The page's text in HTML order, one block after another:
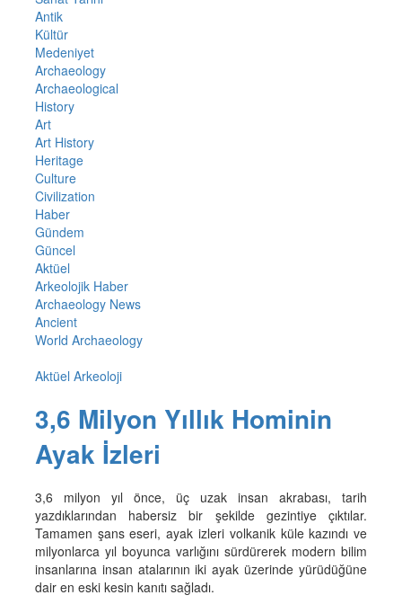
Antik
Kültür
Medeniyet
Archaeology
Archaeological
History
Art
Art History
Heritage
Culture
Civilization
Haber
Gündem
Güncel
Aktüel
Arkeolojik Haber
Archaeology News
Ancient
World Archaeology
Aktüel Arkeoloji
3,6 Milyon Yıllık Hominin
Ayak İzleri
3,6 milyon yıl önce, üç uzak insan akrabası, tarih
yazdıklarından habersiz bir şekilde gezintiye çıktılar.
Tamamen şans eseri, ayak izleri volkanik küle kazındı ve
milyonlarca yıl boyunca varlığını sürdürerek modern bilim
insanlarına insan atalarının iki ayak üzerinde yürüdüğüne
dair en eski kesin kanıtı sağladı.